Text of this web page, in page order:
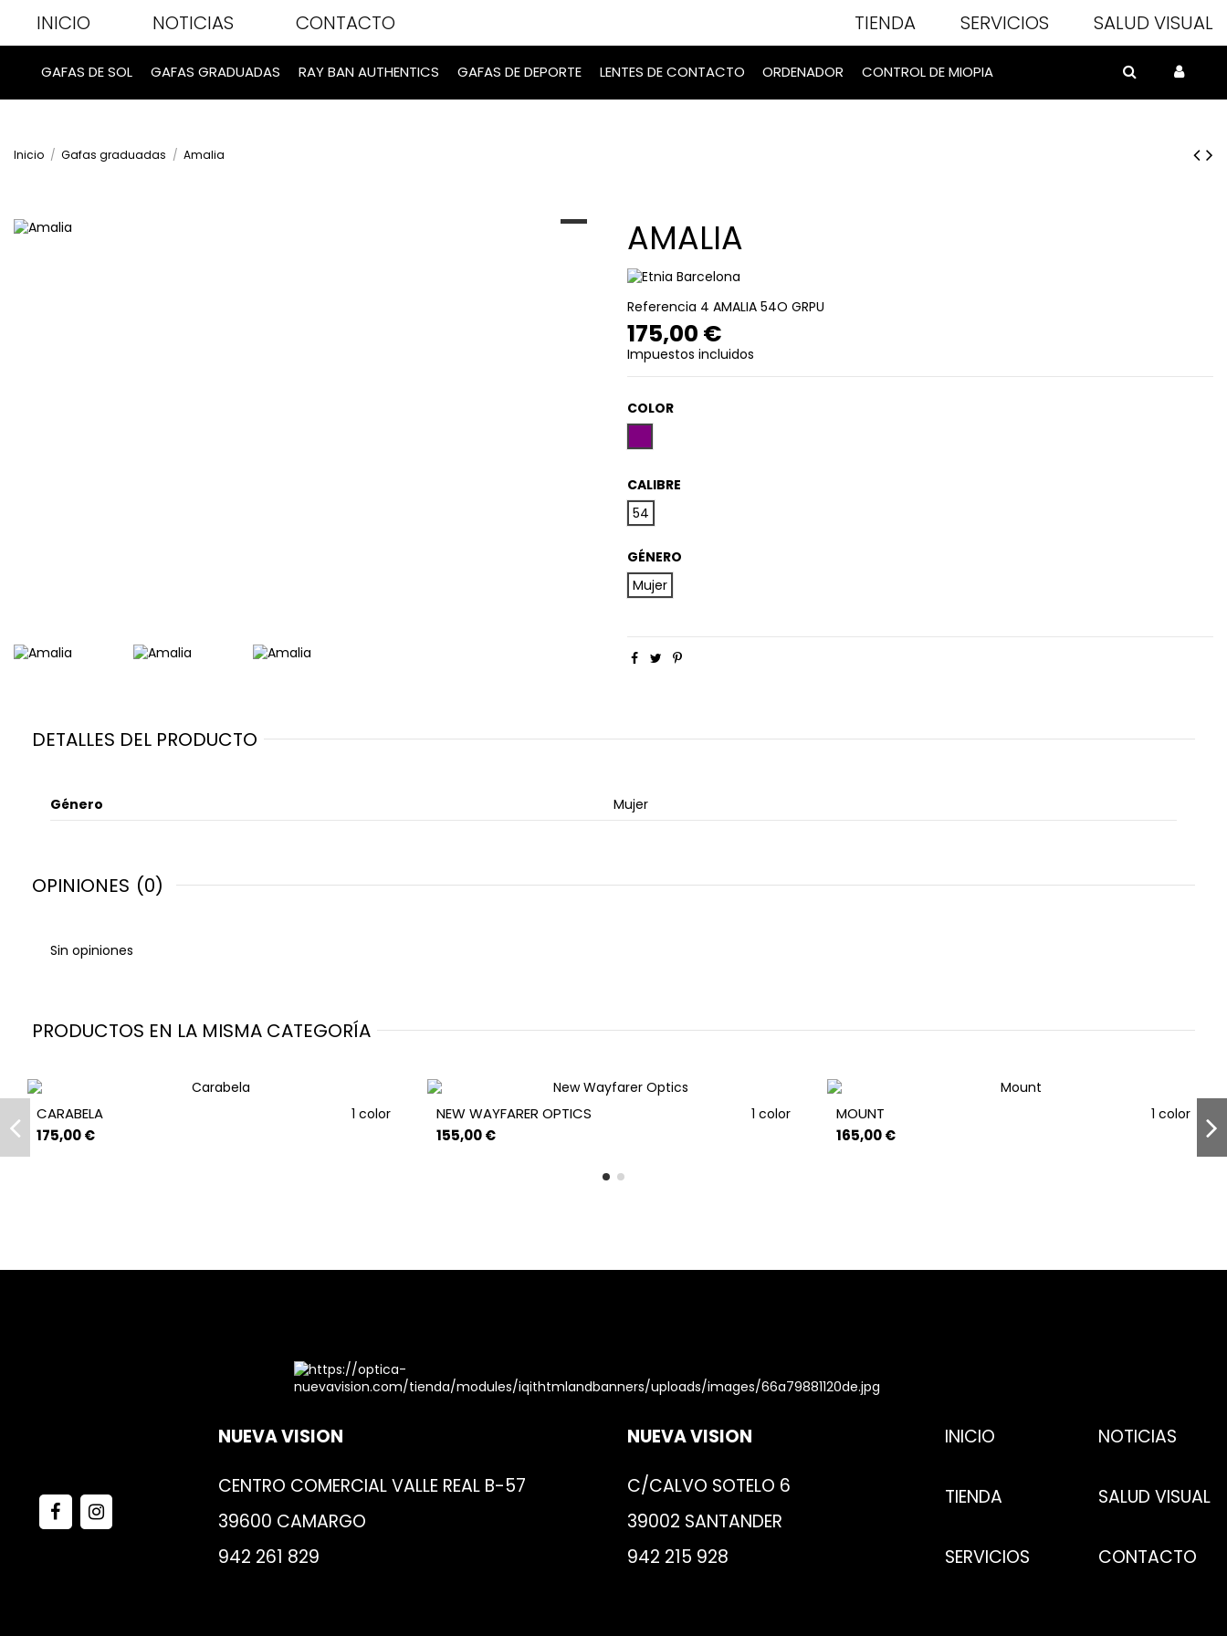
INICIO NOTICIAS CONTACTO TIENDA SERVICIOS SALUD VISUAL
GAFAS DE SOL GAFAS GRADUADAS RAY BAN AUTHENTICS GAFAS DE DEPORTE LENTES DE CONTACTO ORDENADOR CONTROL DE MIOPIA
Inicio Gafas graduadas Amalia
AMALIA
Referencia 4 AMALIA 54O GRPU
175,00 €
Impuestos incluidos
COLOR
CALIBRE
54
GÉNERO
Mujer
DETALLES DEL PRODUCTO
Género Mujer
OPINIONES (0)
Sin opiniones
PRODUCTOS EN LA MISMA CATEGORÍA
CARABELA
175,00 €
1 color
NEW WAYFARER OPTICS
155,00 €
1 color
MOUNT
165,00 €
1 color
NUEVA VISION
CENTRO COMERCIAL VALLE REAL B-57
39600 CAMARGO
942 261 829
NUEVA VISION
C/CALVO SOTELO 6
39002 SANTANDER
942 215 928
INICIO
TIENDA
SERVICIOS
NOTICIAS
SALUD VISUAL
CONTACTO